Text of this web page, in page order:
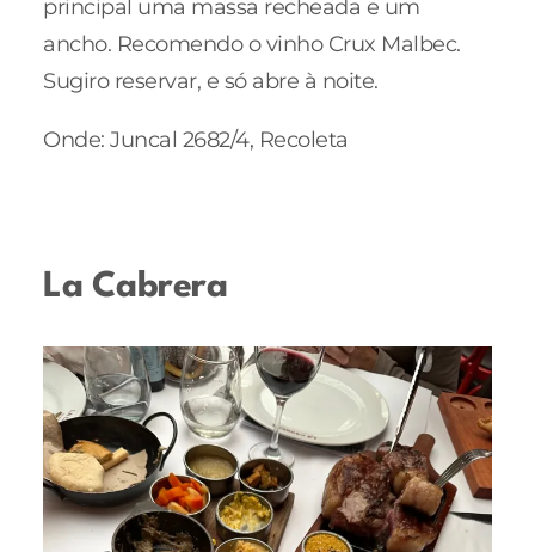
principal uma massa recheada e um
ancho. Recomendo o vinho Crux Malbec.
Sugiro reservar, e só abre à noite.
Onde: Juncal 2682/4, Recoleta
La Cabrera